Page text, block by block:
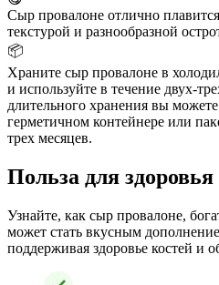
Сыр провалоне отлично
текстурой и разнообразной
📦
Храните сыр провалоне в
и используйте в течение двух-
длительного хранения вы можете
герметичном контейнере или
трех месяцев.
Польза для здоровья
Узнайте, как сыр провалоне,
может стать вкусным
поддерживая здоровье костей и